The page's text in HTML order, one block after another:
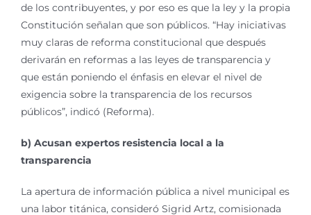
de los contribuyentes, y por eso es que la ley y la propia
Constitución señalan que son públicos. “Hay iniciativas
muy claras de reforma constitucional que después
derivarán en reformas a las leyes de transparencia y
que están poniendo el énfasis en elevar el nivel de
exigencia sobre la transparencia de los recursos
públicos”, indicó (Reforma).
b) Acusan expertos resistencia local a la
transparencia
La apertura de información pública a nivel municipal es
una labor titánica, consideró Sigrid Artz, comisionada